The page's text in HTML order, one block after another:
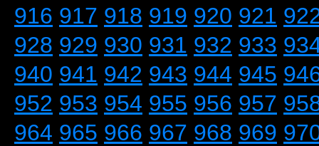
916 917 918 919 920 921
928 929 930 931 932 933
940 941 942 943 944 945
952 953 954 955 956 957
964 965 966 967 968 969